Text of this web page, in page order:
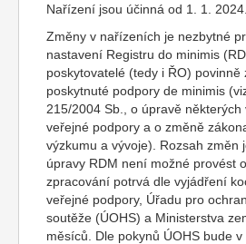
Nařízení jsou účinná od 1. 1. 2024.
Změny v nařízeních je nezbytné
nastavení Registru do minimis
poskytovatelé (tedy i ŘO) povinně
poskytnuté podpory de minimis
215/2004 Sb., o úpravě některých
veřejné podpory a o změně
výzkumu a vývoje). Rozsah změn
úpravy RDM není možné provést
zpracování potrvá dle vyjádření
veřejné podpory, Úřadu pro
soutěže (ÚOHS) a Ministerstva
měsíců. Dle pokynů ÚOHS bude